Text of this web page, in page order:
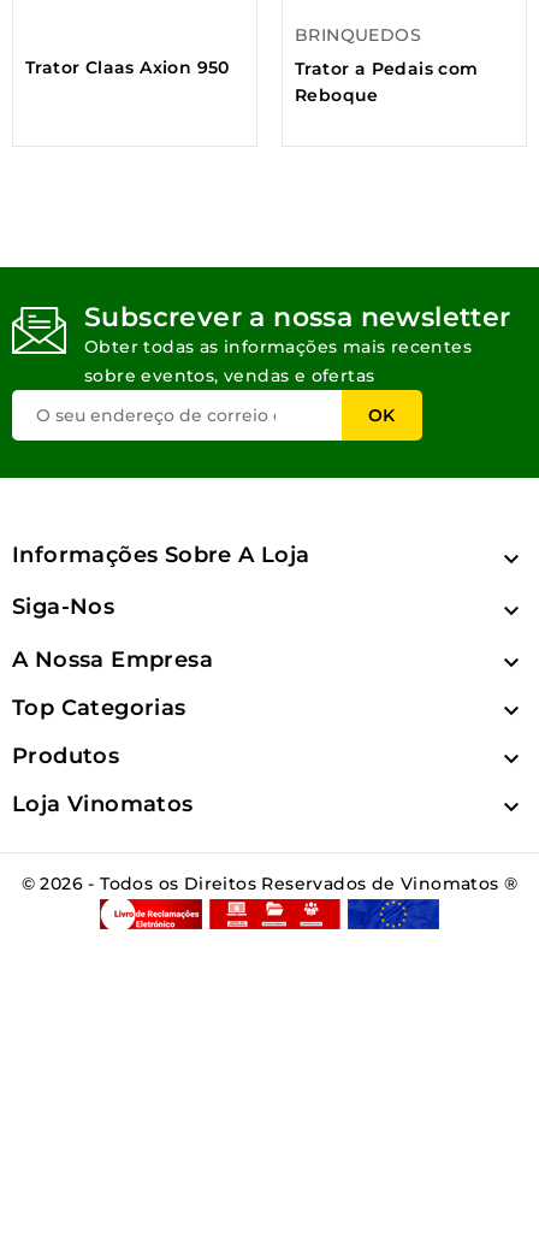
Trator Claas Axion 950
BRINQUEDOS
Trator a Pedais com
Reboque
Subscrever a nossa newsletter
Obter todas as informações mais recentes
sobre eventos, vendas e ofertas
Informações Sobre A Loja 
Siga-Nos 
A Nossa Empresa 
Top Categorias 
Produtos 
Loja Vinomatos 
© 2026 - Todos os Direitos Reservados de Vinomatos ®